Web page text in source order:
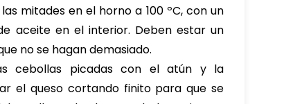
mitades en el horno a 100 ºC, con un
aceite en el interior. Deben estar un
no se hagan demasiado.
cebollas picadas con el atún y la
el queso cortando finito para que se